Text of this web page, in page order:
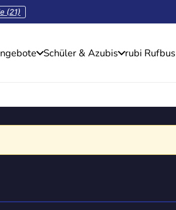
(21)
Schüler & Azubis rubi Rufbus